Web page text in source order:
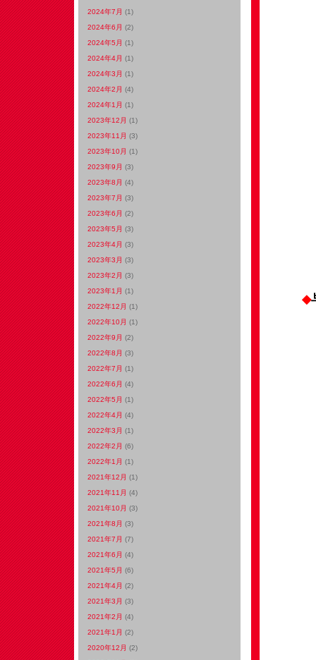
◆
2024年7月 (1)
2024年6月 (2)
2024年5月 (1)
2024年4月 (1)
2024年3月 (1)
2024年2月 (4)
2024年1月 (1)
2023年12月 (1)
2023年11月 (3)
2023年10月 (1)
2023年9月 (3)
2023年8月 (4)
2023年7月 (3)
2023年6月 (2)
2023年5月 (3)
2023年4月 (3)
2023年3月 (3)
2023年2月 (3)
2023年1月 (1)
2022年12月 (1)
2022年10月 (1)
2022年9月 (2)
2022年8月 (3)
2022年7月 (1)
2022年6月 (4)
2022年5月 (1)
2022年4月 (4)
2022年3月 (1)
2022年2月 (6)
2022年1月 (1)
2021年12月 (1)
2021年11月 (4)
2021年10月 (3)
2021年8月 (3)
2021年7月 (7)
2021年6月 (4)
2021年5月 (6)
2021年4月 (2)
2021年3月 (3)
2021年2月 (4)
2021年1月 (2)
2020年12月 (2)